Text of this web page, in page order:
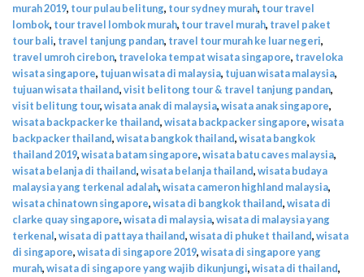
murah 2019, tour pulau belitung, tour sydney murah, tour travel
lombok, tour travel lombok murah, tour travel murah, travel paket
tour bali, travel tanjung pandan, travel tour murah ke luar negeri,
travel umroh cirebon, traveloka tempat wisata singapore, traveloka
wisata singapore, tujuan wisata di malaysia, tujuan wisata malaysia,
tujuan wisata thailand,visit belitong tour & travel tanjung pandan,
visit belitung tour,wisata anak di malaysia,wisata anak singapore,
wisata backpacker ke thailand,wisata backpacker singapore,wisata
backpacker thailand,wisata bangkok thailand,wisata bangkok
thailand 2019,wisata batam singapore,wisata batu caves malaysia,
wisata belanja di thailand,wisata belanja thailand,wisata budaya
malaysia yang terkenal adalah,wisata cameron highland malaysia,
wisata chinatown singapore,wisata di bangkok thailand,wisata di
clarke quay singapore,wisata di malaysia,wisata di malaysia yang
terkenal,wisata di pattaya thailand,wisata di phuket thailand,wisata
di singapore,wisata di singapore 2019,wisata di singapore yang
murah,wisata di singapore yang wajib dikunjungi,wisata di thailand,